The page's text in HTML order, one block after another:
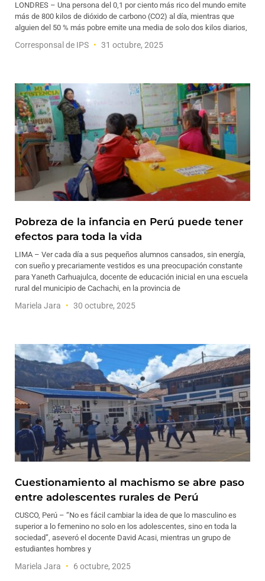
LONDRES – Una persona del 0,1 por ciento más rico del mundo emite
más de 800 kilos de dióxido de carbono (CO2) al día, mientras que
alguien del 50 % más pobre emite una media de solo dos kilos diarios,
Corresponsal de IPS 31 octubre, 2025
Pobreza de la infancia en Perú puede tener
efectos para toda la vida
LIMA – Ver cada día a sus pequeños alumnos cansados, sin energía,
con sueño y precariamente vestidos es una preocupación constante
para Yaneth Carhuajulca, docente de educación inicial en una escuela
rural del municipio de Cachachi, en la provincia de
Mariela Jara 30 octubre, 2025
Cuestionamiento al machismo se abre paso
entre adolescentes rurales de Perú
CUSCO, Perú – “No es fácil cambiar la idea de que lo masculino es
superior a lo femenino no solo en los adolescentes, sino en toda la
sociedad”, aseveró el docente David Acasi, mientras un grupo de
estudiantes hombres y
Mariela Jara 6 octubre, 2025